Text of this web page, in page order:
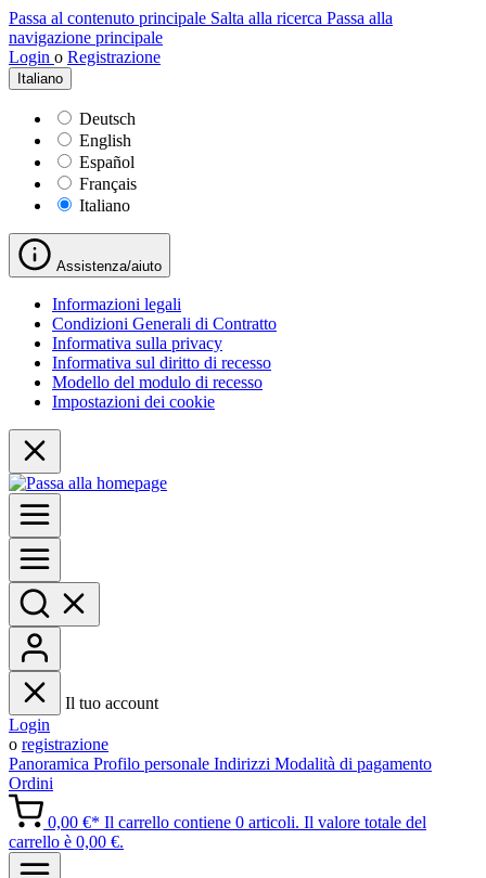
Passa al contenuto principale Salta alla ricerca Passa alla
navigazione principale
Login o Registrazione
Italiano
Deutsch
English
Español
Français
Italiano
Assistenza/aiuto
Informazioni legali
Condizioni Generali di Contratto
Informativa sulla privacy
Informativa sul diritto di recesso
Modello del modulo di recesso
Impostazioni dei cookie
Il tuo account
Login
o registrazione
Panoramica Profilo personale Indirizzi Modalità di pagamento
Ordini
0,00 €* Il carrello contiene 0 articoli. Il valore totale del
carrello è 0,00 €.